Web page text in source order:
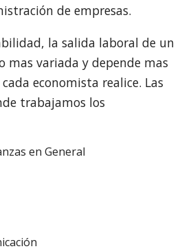
de empresas.
la salida laboral de un
mas variada y depende mas
economista realice. Las
trabajamos los
en General